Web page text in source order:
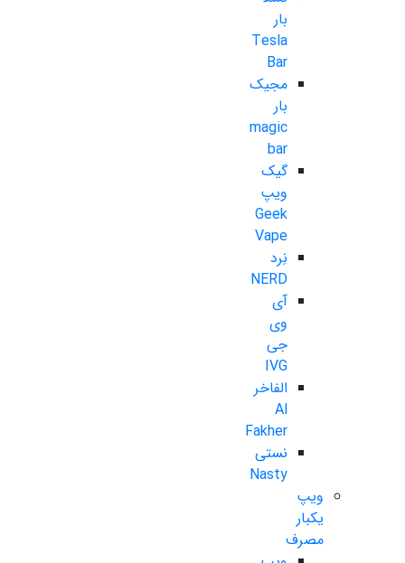
بار
Tesla
Bar
مجیک
بار
magic
bar
گیک
ویپ
Geek
Vape
نِرد
NERD
آی
وی
جی
IVG
الفاخر
Al
Fakher
نستی
Nasty
ویپ
یکبار
مصرف